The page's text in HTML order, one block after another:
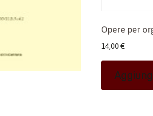
Opere per
14,00 €